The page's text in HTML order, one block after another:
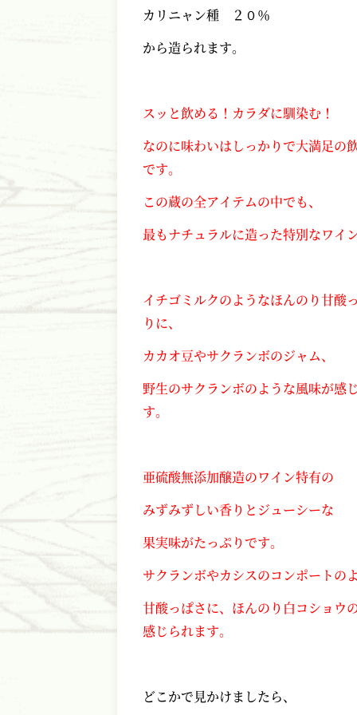
カリニャン種 ２０％
から造られます。
スッと飲める！カラダに馴染む！
なのに味わいはしっかりで大満足の
です。
この蔵の全アイテムの中でも、
最もナチュラルに造った特別なワイン
イチゴミルクのようなほんのり甘酸
りに、
カカオ豆やサクランボのジャム、
野生のサクランボのような風味が感
す。
亜硫酸無添加醸造のワイン特有の
みずみずしい香りとジューシーな
果実味がたっぷりです。
サクランボやカシスのコンポートの
甘酸っぱさに、ほんのり白コショウ
感じられます。
どこかで見かけましたら、